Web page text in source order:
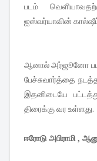
படம்
ஐஸ்வர்யாவின்
ஆனால் அர்ஜூனோ படம்
பேச்சுவார்த்தை
இதனிடையே
திரைக்கு வர உள்ளது.
ஈரோடு அபிராமி ,